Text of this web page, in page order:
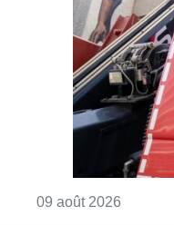
09 août 2026